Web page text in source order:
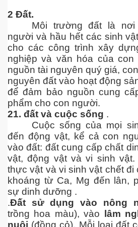
2 Đất.
Môi trường đất là
người và hầu hết các sinh
cho các công trình xây
nghiệp và văn hóa của
nguồn tài nguyên quý giá,
nguyên đất vào hoạt động
để đảm bảo nguồn cung
phẩm cho con người.
21. đất và cuộc sống .
Cuộc sống của mọi
đến động vật, kể cả con
vào đất: đất cung cấp chất
vật, động vật và vi sinh
thực vật và vi sinh vật chết
khoáng từ Ca, Mg đến lân,
sự dinh dưỡng .
.Đất sử dụng vào nông
trồng hoa màu), vào
lâm
nuôi (đồng cỏ). Mỗi loại đất
... P2